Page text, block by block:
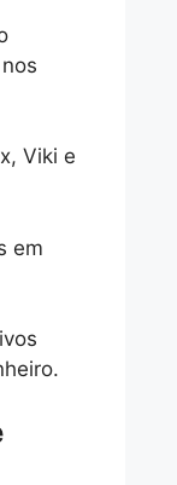
Viki e
em